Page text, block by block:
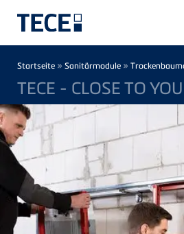
Breadcrumb
Startseite » Sanitärmodule »
TECE - CLOSE TO YOU